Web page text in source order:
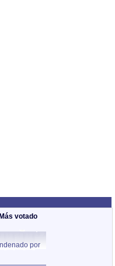
Más votado
por